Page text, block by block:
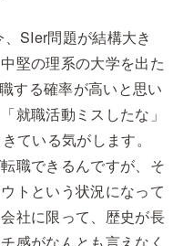
SIer問題が結構大き
堅の理系の大学を出た
する確率が高いと思い
就職活動ミスしたな」
ている気がします。
職できるんですが、そ
トという状況になって
社に限って、歴史が長